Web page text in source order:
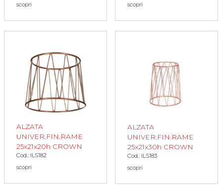
scopri
scopri
ALZATA
UNIVER.FIN.RAME
25x21x20h CROWN
Cod.: ILS182
scopri
ALZATA
UNIVER.FIN.RAME
25x21x30h CROWN
Cod.: ILS183
scopri